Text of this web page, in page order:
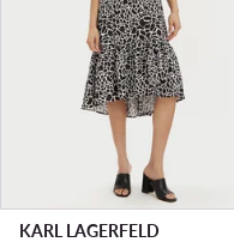
KARL LAGERFELD